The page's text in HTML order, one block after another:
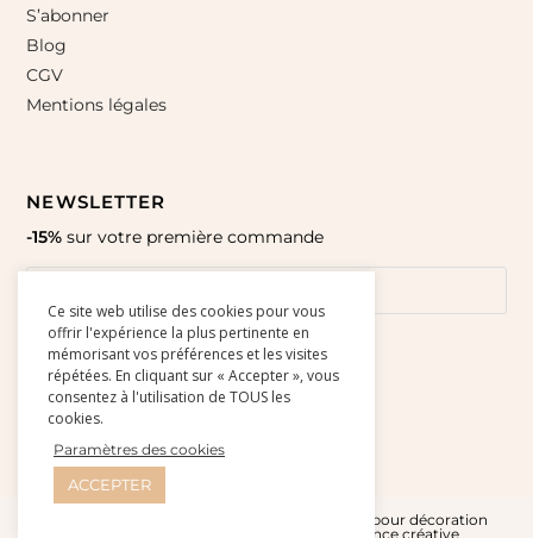
S’abonner
Blog
CGV
Mentions légales
NEWSLETTER
-15% sur votre première commande
© Amour Paper 2015-2026 l Affiches et cartes pour décoration
Studio Doré - Agence créative
Ce site web utilise des cookies pour vous
offrir l'expérience la plus pertinente en
mémorisant vos préférences et les visites
répétées. En cliquant sur « Accepter », vous
consentez à l'utilisation de TOUS les
cookies.
Paramètres des cookies
ACCEPTER